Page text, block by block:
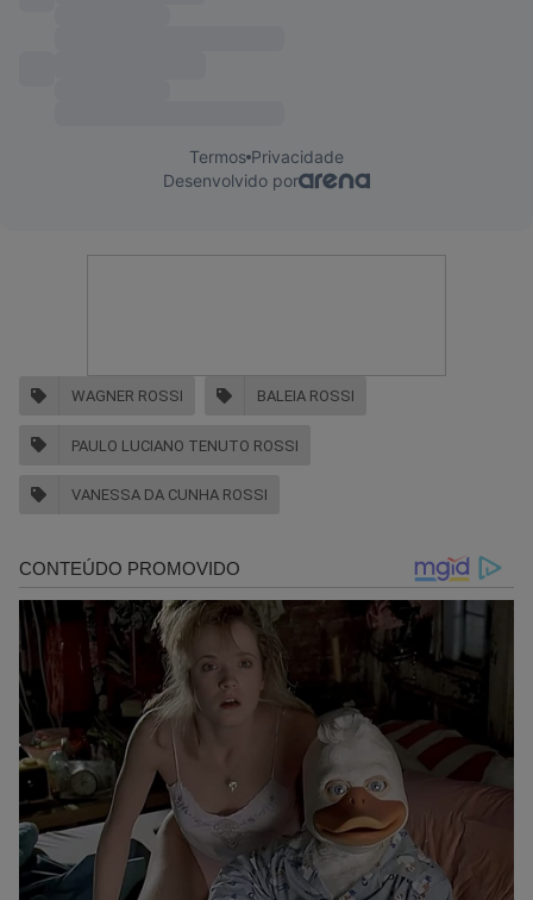
WAGNER ROSSI BALEIA ROSSI
PAULO LUCIANO TENUTO ROSSI
VANESSA DA CUNHA ROSSI